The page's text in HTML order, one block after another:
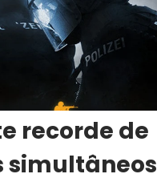
recorde de
simultâneos